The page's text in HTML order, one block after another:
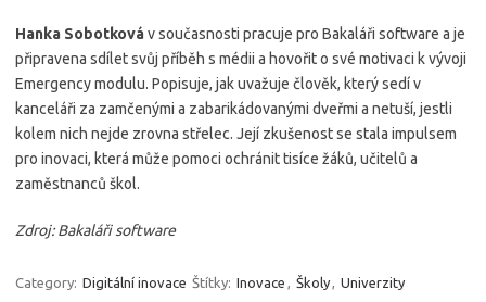
Hanka Sobotkováv současnosti pracuje pro Bakaláři software a je
připravena sdílet svůj příběh s médii a hovořit o své motivaci k vývoji
Emergency modulu. Popisuje, jak uvažuje člověk, který sedí v
kanceláři za zamčenými a zabarikádovanými dveřmi a netuší, jestli
kolem nich nejde zrovna střelec. Její zkušenost se stala impulsem
pro inovaci, která může pomoci ochránit tisíce žáků, učitelů a
zaměstnanců škol.
Zdroj: Bakaláři software
Category: Digitální inovace Štítky: Inovace , Školy, Univerzity